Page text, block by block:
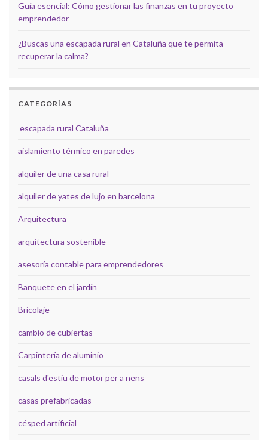
Guía esencial: Cómo gestionar las finanzas en tu proyecto
emprendedor
¿Buscas una escapada rural en Cataluña que te permita
recuperar la calma?
CATEGORÍAS
escapada rural Cataluña
aislamiento térmico en paredes
alquiler de una casa rural
alquiler de yates de lujo en barcelona
Arquitectura
arquitectura sostenible
asesoría contable para emprendedores
Banquete en el jardín
Bricolaje
cambio de cubiertas
Carpintería de aluminio
casals d'estiu de motor per a nens
casas prefabricadas
césped artificial